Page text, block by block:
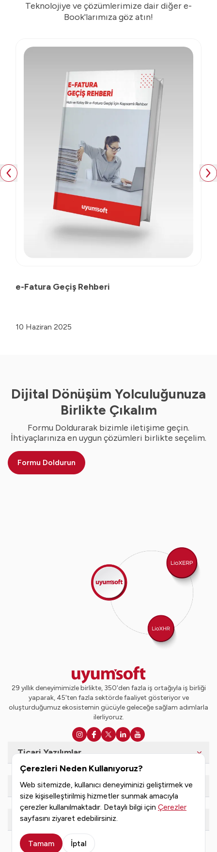
Çerezleri Neden Kullanıyoruz?
Web sitemizde, kullanıcı deneyiminizi geliştirmek ve
size kişiselleştirilmiş hizmetler sunmak amacıyla
çerezler kullanılmaktadır. Detaylı bilgi için Çerezler
sayfasını ziyaret edebilirsiniz.
Tamam İptal
Teknolojiye ve çözümlerimize dair diğer e-
Book'larımıza göz atın!
e-Fatura Geçiş Rehberi
10 Haziran 2025
Dijital Dönüşüm Yolculuğunuza
Birlikte Çıkalım
Formu Doldurarak bizimle iletişime geçin.
İhtiyaçlarınıza en uygun çözümleri birlikte seçelim.
Formu Doldurun
29 yıllık deneyimimizle birlikte, 350'den fazla iş ortağıyla iş birliği
yaparak, 45'ten fazla sektörde faaliyet gösteriyor ve
oluşturduğumuz ekosistemin gücüyle geleceğe sağlam adımlarla
ilerliyoruz.
Ticari Yazılımlar
e-Dönüşüm Hizmetleri
Kaynaklar